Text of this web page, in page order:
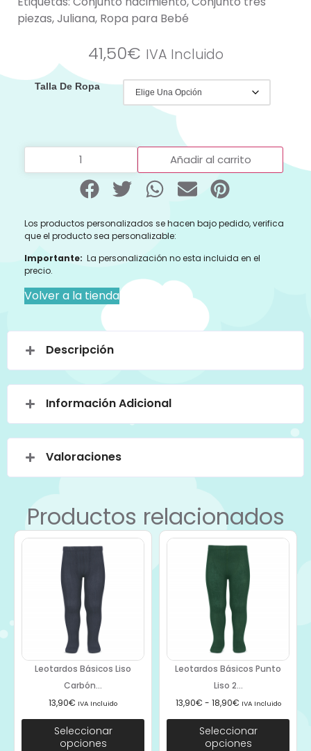
piezas,Juliana, Ropa para Bebé
41,50€ IVA Incluido
Talla De Ropa
Añadir al carrito
Los productos personalizados se hacen bajo pedido, verifica
que el producto sea personalizable:
Importante: La personalización no esta incluida en el
precio.
Volver a la tienda
Descripción
Información Adicional
Valoraciones
Productos relacionados
Leotardos Básicos Liso
Carbón...
13,90€ IVA Incluido
Seleccionar
opciones
Leotardos Básicos Punto
Liso 2...
13,90€ - 18,90€ IVA Incluido
Seleccionar
opciones